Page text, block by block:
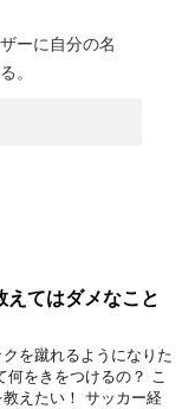
ーに自分の名
。
えてはダメなこと
を蹴れるようになりた
何をきをつけるの？ こ
えたい！ サッカー経